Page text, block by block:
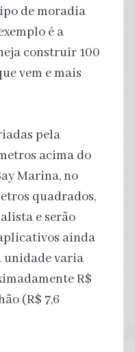
de moradia
é a
construir 100
vem e mais
pela
acima do
Marina, no
quadrados,
e serão
ainda
unidade varia
R$
(R$ 7,6